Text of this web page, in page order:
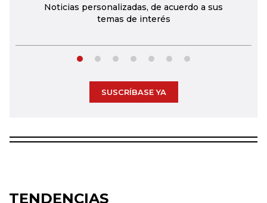
Noticias personalizadas, de acuerdo a sus
temas de interés
SUSCRÍBASE YA
TENDENCIAS